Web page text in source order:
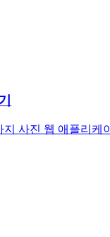
사진 웹 애플리